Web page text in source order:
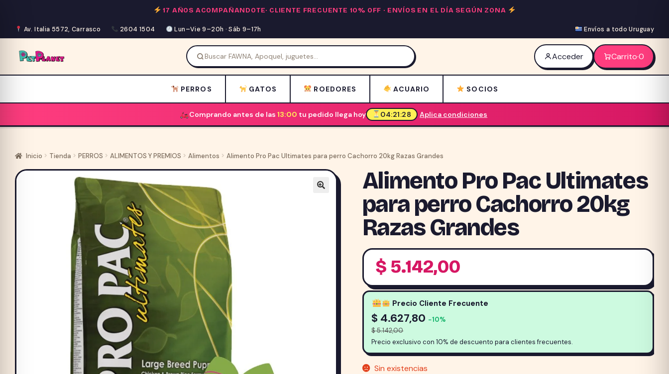
contenido
17 AÑOS ACOMPAÑANDOTE· CLIENTE FRECUENTE 10% OFF · ENVÍOS EN EL DÍA SEGÚN ZONA
Av. Italia 5572, Carrasco 2604 1504 Lun–Vie 9–20h · Sáb 9–17h Envíos a todo Uruguay
Acceder Carrito·0
PERROS GATOS ROEDORES ACUARIO SOCIOS
Comprando antes de las13:00 tu pedido llega hoy 04:21:27 Aplica condiciones
Inicio Tienda PERROS ALIMENTOS Y PREMIOS Alimentos Alimento Pro Pac Ultimates para perro Cachorro 20kg Razas Grandes
Alimento Pro Pac Ultimates
para perro Cachorro 20kg
Razas Grandes
$ 5.142,00
Precio Cliente Frecuente
$ 4.627,80 −10%
$5.142,00
Precio exclusivo con 10% de descuento para clientes frecuentes.
Sin existencias